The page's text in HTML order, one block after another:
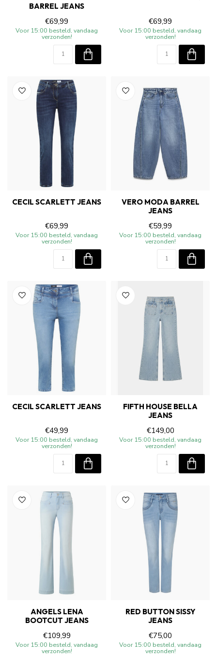
BARREL JEANS
€69,99
Voor 15:00 besteld, vandaag
verzonden!
€69,99
Voor 15:00 besteld, vandaag
verzonden!
CECIL SCARLETT JEANS
€69,99
Voor 15:00 besteld, vandaag
verzonden!
VERO MODA BARREL
JEANS
€59,99
Voor 15:00 besteld, vandaag
verzonden!
CECIL SCARLETT JEANS
€49,99
Voor 15:00 besteld, vandaag
verzonden!
FIFTH HOUSE BELLA
JEANS
€149,00
Voor 15:00 besteld, vandaag
verzonden!
ANGELS LENA
BOOTCUT JEANS
€109,99
Voor 15:00 besteld, vandaag
verzonden!
RED BUTTON SISSY
JEANS
€75,00
Voor 15:00 besteld, vandaag
verzonden!